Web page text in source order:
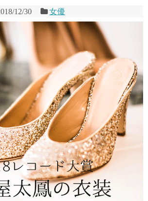
12/30 女優